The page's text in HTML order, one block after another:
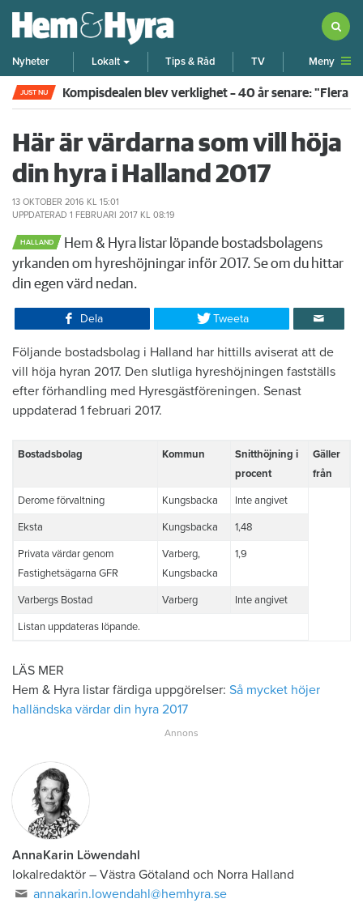
Nyheter Lokalt Tips & Råd TV Meny
JUST NU Kompisdealen blev verklighet – 40 år senare: "Flera
Här är värdarna som vill höja
din hyra i Halland 2017
13 OKTOBER 2016 KL 15:01
UPPDATERAD 1 FEBRUARI 2017 KL 08:19
HALLAND
Hem & Hyra listar löpande bostadsbolagens
yrkanden om hyreshöjningar inför 2017. Se om du hittar
din egen värd nedan.
Dela Tweeta
Följande bostadsbolag i Halland har hittills aviserat att de
vill höja hyran 2017. Den slutliga hyreshöjningen fastställs
efter förhandling med Hyresgästföreningen. Senast
uppdaterad 1 februari 2017.
Bostadsbolag Kommun
Snitthöjning i
procent
Gäller
från
Derome förvaltning Kungsbacka Inte angivet
Eksta Kungsbacka 1,48
Privata värdar genom
Fastighetsägarna GFR
Varberg,
Kungsbacka
1,9
Varbergs Bostad Varberg Inte angivet
Listan uppdateras löpande.
LÄS MER
Hem & Hyra listar färdiga uppgörelser: Så mycket höjer
halländska värdar din hyra 2017
AnnaKarin Löwendahl
lokalredaktör – Västra Götaland och Norra Halland
annakarin.lowendahl@hemhyra.se